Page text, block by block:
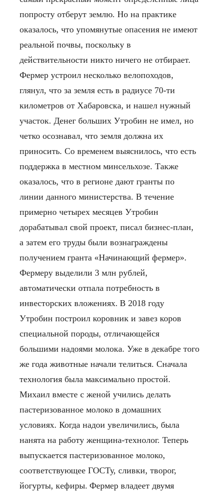
попросту отберут землю. Но на практике
оказалось, что упомянутые опасения не имеют
реальной почвы, поскольку в
действительности никто ничего не отбирает.
Фермер устроил несколько велопоходов,
глянул, что за земля есть в радиусе 70-ти
километров от Хабаровска, и нашел нужный
участок. Денег больших Утробин не имел, но
четко осознавал, что земля должна их
приносить. Со временем выяснилось, что есть
поддержка в местном минсельхозе. Также
оказалось, что в регионе дают гранты по
линии данного министерства. В течение
примерно четырех месяцев Утробин
дорабатывал свой проект, писал бизнес-план,
а затем его труды были вознаграждены
получением гранта «Начинающий фермер».
Фермеру выделили 3 млн рублей,
автоматически отпала потребность в
инвесторских вложениях. В 2018 году
Утробин построил коровник и завез коров
специальной породы, отличающейся
большими надоями молока. Уже в декабре того
же года животные начали телиться. Сначала
технология была максимально простой.
Михаил вместе с женой учились делать
пастеризованное молоко в домашних
условиях. Когда надои увеличились, была
нанята на работу женщина-технолог. Теперь
выпускается пастеризованное молоко,
соответствующее ГОСТу, сливки, творог,
йогурты, кефиры. Фермер владеет двумя